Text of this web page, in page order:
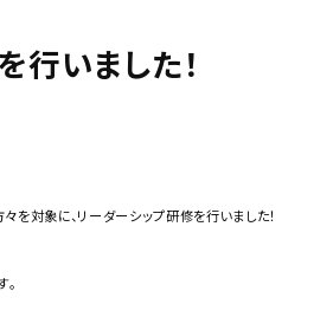
行いました！
を対象に、リーダーシップ研修を行いました！